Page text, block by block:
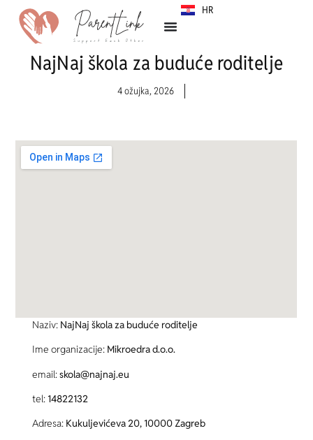
HR
SR
NajNaj škola za buduće roditelje
4 ožujka, 2026
Naziv: NajNaj škola za buduće roditelje
Ime organizacije: Mikroedra d.o.o.
email:skola@najnaj.eu
tel: 14822132
Adresa: Kukuljevićeva 20, 10000 Zagreb